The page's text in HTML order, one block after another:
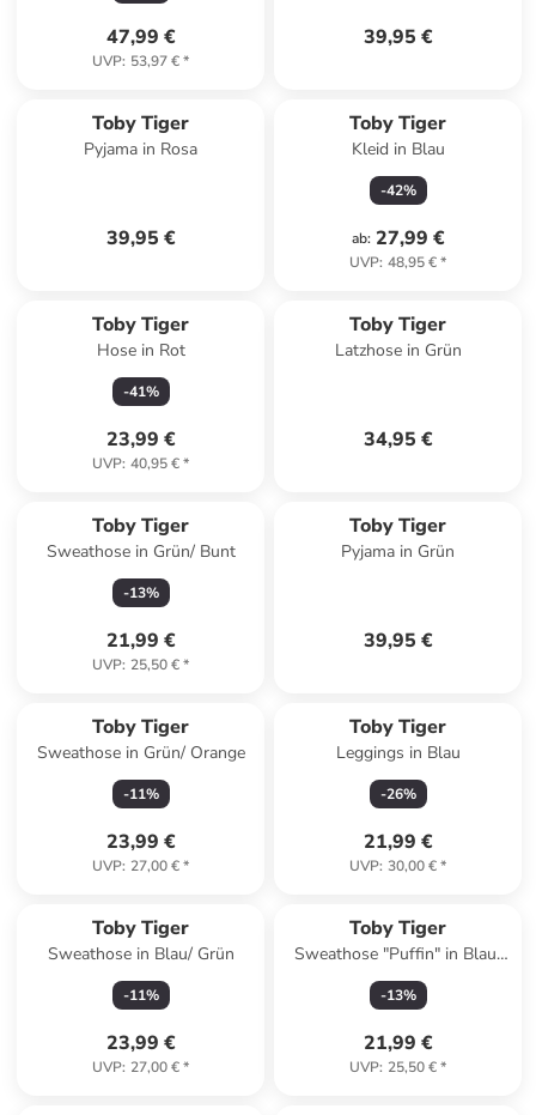
47,99 €
UVP: 53,97 €*
39,95 €
Toby Tiger
Pyjama in Rosa
39,95 €
Toby Tiger
Kleid in Blau
-42%
ab: 27,99 €
UVP: 48,95 €*
Toby Tiger
Hose in Rot
-41%
23,99 €
UVP: 40,95 €*
Toby Tiger
Latzhose in Grün
34,95 €
Toby Tiger
Sweathose in Grün/ Bunt
-13%
21,99 €
UVP: 25,50 €*
Toby Tiger
Pyjama in Grün
39,95 €
Toby Tiger
Sweathose in Grün/ Orange
-11%
23,99 €
UVP: 27,00 €*
Toby Tiger
Leggings in Blau
-26%
21,99 €
UVP: 30,00 €*
Toby Tiger
Sweathose in Blau/ Grün
-11%
23,99 €
UVP: 27,00 €*
Toby Tiger
Sweathose "Puffin" in Blau/
Bunt
-13%
21,99 €
UVP: 25,50 €*